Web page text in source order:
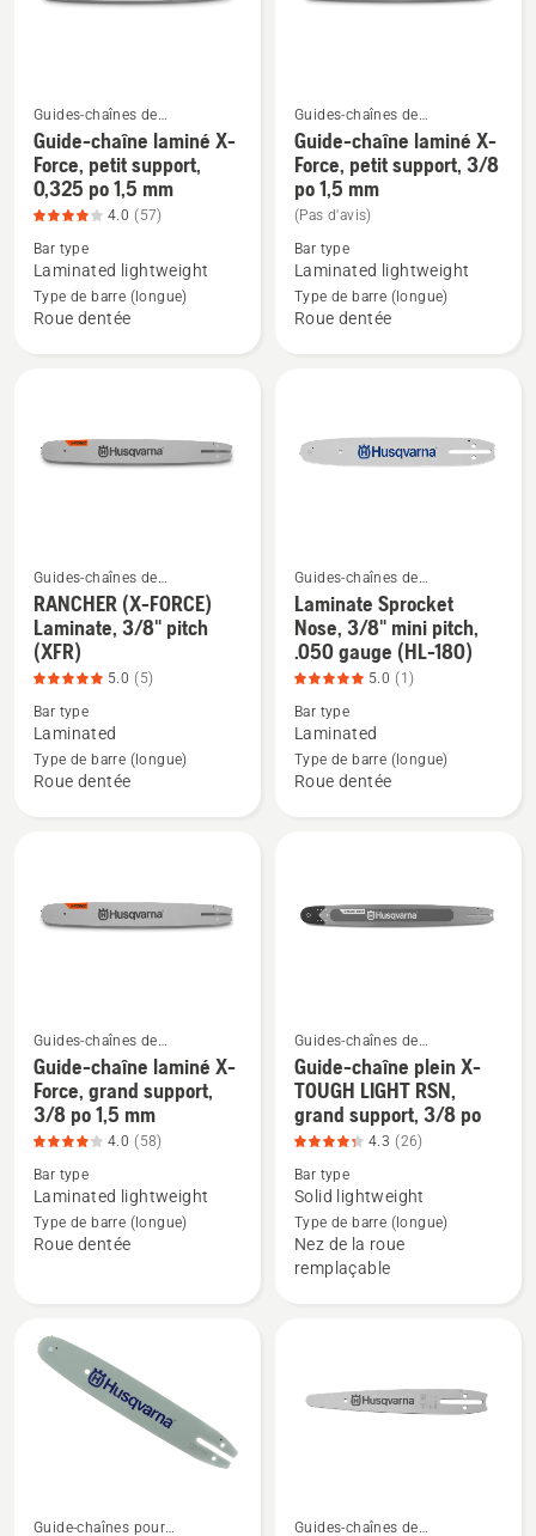
0,325
1,1
mm,
note
du
produit
4.524
sur
PIXEL,
note
du
produit
3.955
sur
Voir
plus
de
détails
sur
Guide-
chaîne
support,
mm,
note
du
produit
sur
Guides-chaînes de
tronçonneuse
Guide-chaîne laminé X-
Force, petit support,
0,325 po 1,5 mm
4.0 (57)
Bar type
Laminated lightweight
Type de barre (longue)
Roue dentée
Voir
plus
de
détails
sur
Guide-
chaîne
support,
mm
Guides-chaînes de
tronçonneuse
Guide-chaîne laminé X-
Force, petit support, 3/8
po 1,5 mm
(Pas d'avis)
Bar type
Laminated lightweight
Type de barre (longue)
Roue dentée
Voir
plus
de
sur
RANCHER
(X-
(XFR),
sur
Guides-chaînes de
tronçonneuse
RANCHER (X-FORCE)
Laminate, 3/8" pitch
(XFR)
5.0 (5)
Bar type
Laminated
Type de barre (longue)
Roue dentée
Voir
plus
de
sur
Laminate
Sprocket
.050
note
du
produit
sur
Guides-chaînes de
tronçonneuse
Laminate Sprocket
Nose, 3/8" mini pitch,
.050 gauge (HL-180)
5.0 (1)
Bar type
Laminated
Type de barre (longue)
Roue dentée
Voir
plus
de
détails
sur
Guide-
chaîne
Force,
grand
support,
Guides-chaînes de
tronçonneuse
Guide-chaîne laminé X-
Force, grand support,
3/8 po 1,5 mm
4.0 (58)
Bar type
Laminated lightweight
Type de barre (longue)
Roue dentée
Voir
plus
de
détails
sur
Guide-
chaîne
RSN,
Guides-chaînes de
tronçonneuse
Guide-chaîne plein X-
TOUGH LIGHT RSN,
grand support, 3/8 po
4.3 (26)
Bar type
Solid lightweight
Type de barre (longue)
Nez de la roue
remplaçable
Guide-chaînes pour Guides-chaînes de